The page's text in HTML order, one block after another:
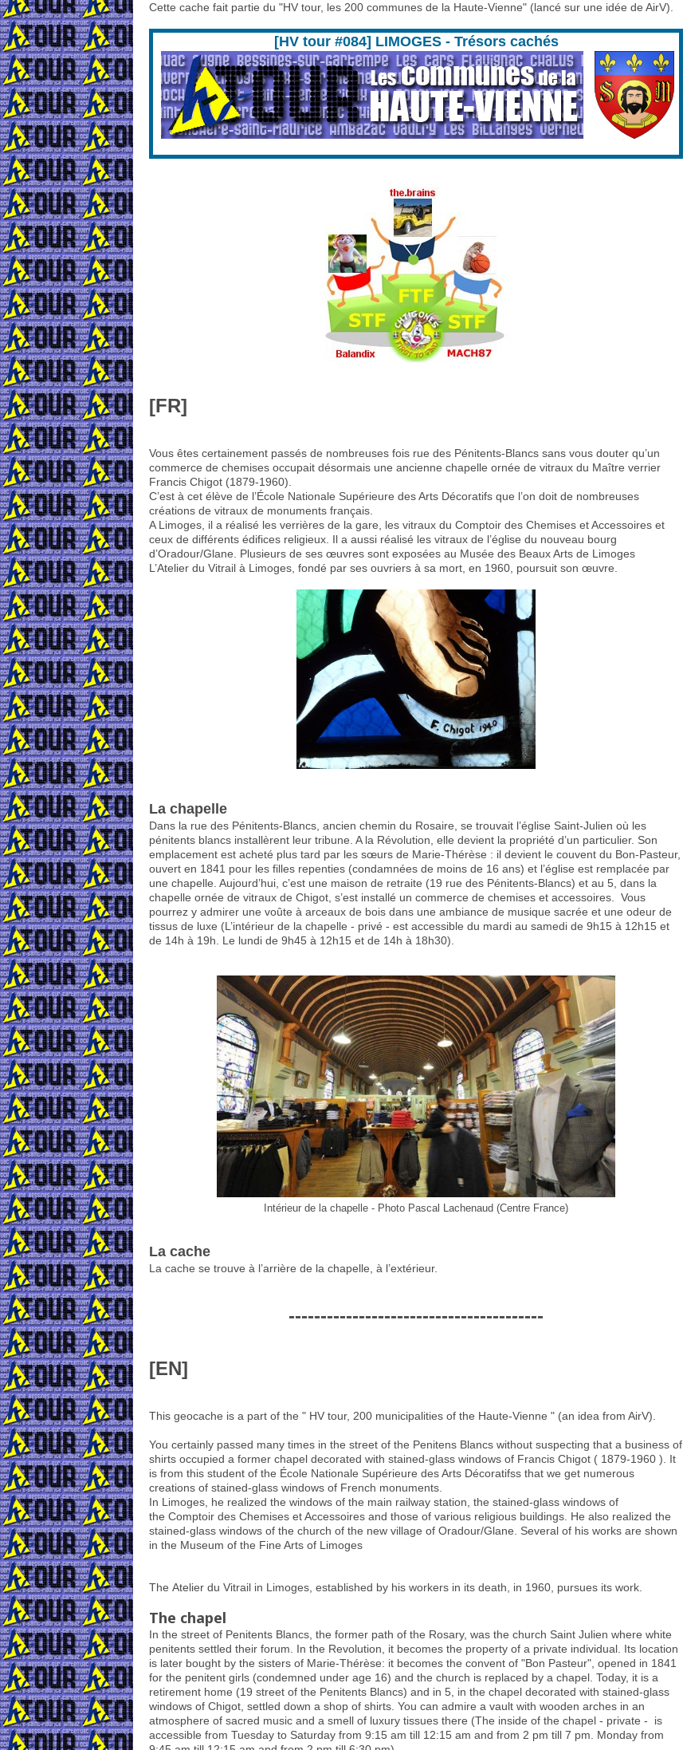
Cette cache fait partie du "HV tour, les 200 communes de la Haute-Vienne" (lancé sur une idée de AirV).
[HV tour #084] LIMOGES - Trésors cachés
[FR]
Vous êtes certainement passés de nombreuses fois rue des Pénitents-Blancs sans vous douter qu’un
commerce de chemises occupait désormais une ancienne chapelle ornée de vitraux du Maître verrier
Francis Chigot (1879-1960).
C’est à cet élève de l’École Nationale Supérieure des Arts Décoratifs que l’on doit de nombreuses
créations de vitraux de monuments français.
A Limoges, il a réalisé les verrières de la gare, les vitraux du Comptoir des Chemises et Accessoires et
ceux de différents édifices religieux. Il a aussi réalisé les vitraux de l’église du nouveau bourg
d’Oradour/Glane. Plusieurs de ses œuvres sont exposées au Musée des Beaux Arts de Limoges
L’Atelier du Vitrail à Limoges, fondé par ses ouvriers à sa mort, en 1960, poursuit son œuvre.
La chapelle
Dans la rue des Pénitents-Blancs, ancien chemin du Rosaire, se trouvait l’église Saint-Julien où les
pénitents blancs installèrent leur tribune. A la Révolution, elle devient la propriété d’un particulier. Son
emplacement est acheté plus tard par les sœurs de Marie-Thérèse : il devient le couvent du Bon-Pasteur,
ouvert en 1841 pour les filles repenties (condamnées de moins de 16 ans) et l’église est remplacée par
une chapelle. Aujourd’hui, c’est une maison de retraite (19 rue des Pénitents-Blancs) et au 5, dans la
chapelle ornée de vitraux de Chigot, s’est installé un commerce de chemises et accessoires. Vous
pourrez y admirer une voûte à arceaux de bois dans une ambiance de musique sacrée et une odeur de
tissus de luxe (L’intérieur de la chapelle - privé - est accessible du mardi au samedi de 9h15 à 12h15 et
de 14h à 19h. Le lundi de 9h45 à 12h15 et de 14h à 18h30).
Intérieur de la chapelle - Photo Pascal Lachenaud (Centre France)
La cache
La cache se trouve à l’arrière de la chapelle, à l’extérieur.
----------------------------------------
[EN]
This geocache is a part of the " HV tour, 200 municipalities of the Haute-Vienne " (an idea from AirV).
You certainly passed many times in the street of the Penitens Blancs without suspecting that a business of
shirts occupied a former chapel decorated with stained-glass windows of Francis Chigot ( 1879-1960 ). It
is from this student of the École Nationale Supérieure des Arts Décoratifss that we get numerous
creations of stained-glass windows of French monuments.
In Limoges, he realized the windows of the main railway station, the stained-glass windows of
the Comptoir des Chemises et Accessoires and those of various religious buildings. He also realized the
stained-glass windows of the church of the new village of Oradour/Glane. Several of his works are shown
in the Museum of the Fine Arts of Limoges
The Atelier du Vitrail in Limoges, established by his workers in its death, in 1960, pursues its work.
The chapel
In the street of Penitents Blancs, the former path of the Rosary, was the church Saint Julien where white
penitents settled their forum. In the Revolution, it becomes the property of a private individual. Its location
is later bought by the sisters of Marie-Thérèse: it becomes the convent of "Bon Pasteur", opened in 1841
for the penitent girls (condemned under age 16) and the church is replaced by a chapel. Today, it is a
retirement home (19 street of the Penitents Blancs) and in 5, in the chapel decorated with stained-glass
windows of Chigot, settled down a shop of shirts. You can admire a vault with wooden arches in an
atmosphere of sacred music and a smell of luxury tissues there (The inside of the chapel - private - is
accessible from Tuesday to Saturday from 9:15 am till 12:15 am and from 2 pm till 7 pm. Monday from